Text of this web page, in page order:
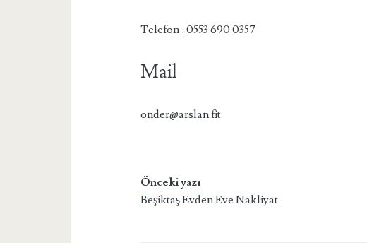
Telefon : 0553 690 0357
Mail
onder@arslan.fit
Önceki yazı
Beşiktaş Evden Eve Nakliyat